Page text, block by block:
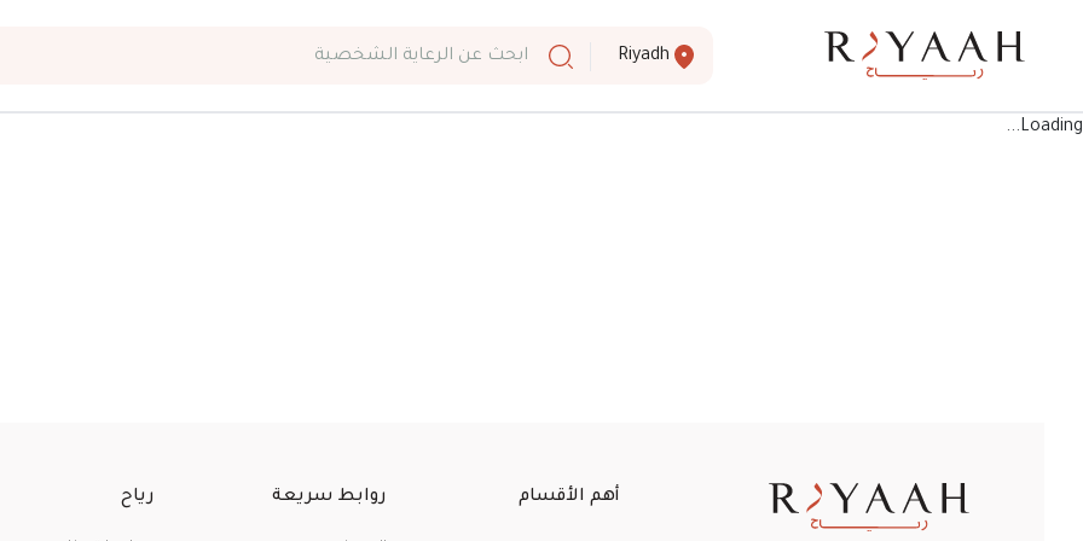
Riyadh
ابحث عن
Loading...
أهم الأقسام روابط سريعة رياح